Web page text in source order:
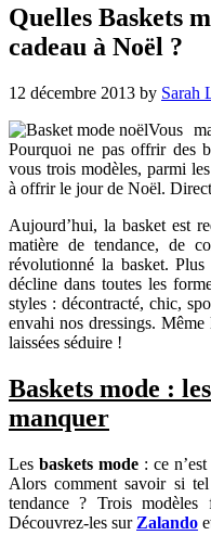
Quelles Baskets
cadeau à Noël ?
12 décembre 2013 by Sarah
Vous
Pourquoi ne pas offrir des
vous trois modèles, parmi
à offrir le jour de Noël.
Aujourd’hui, la basket est
matière de tendance, de
révolutionné la basket. Plus
décline dans toutes les
styles : décontracté, chic,
envahi nos dressings. Même
laissées séduire !
Baskets mode :
manquer
Lesbaskets mode : ce
Alors comment savoir si
tendance ? Trois
Découvrez-les sur Zalando